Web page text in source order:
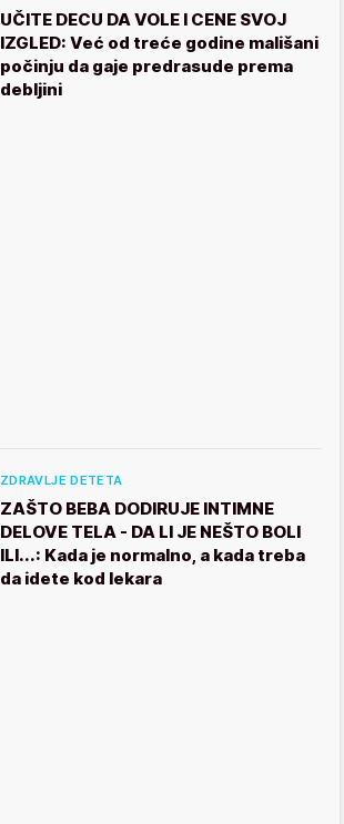
UČITE DECU DA VOLE I CENE SVOJ
IZGLED: Već od treće godine mališani
počinju da gaje predrasude prema
debljini
ZDRAVLJE DETETA
ZAŠTO BEBA DODIRUJE INTIMNE
DELOVE TELA - DA LI JE NEŠTO BOLI
ILI...: Kada je normalno, a kada treba
da idete kod lekara